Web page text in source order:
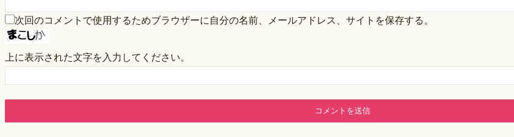
次回のコメントで使用するためブラウザーに自分の名前、メールアドレス、サイトを保存する。
上に表示された文字を入力してください。